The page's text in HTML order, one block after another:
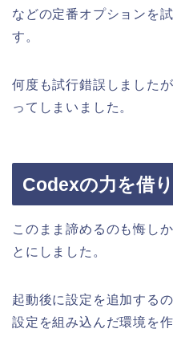
などの定番オプションを
す。
何度も試行錯誤しました
ってしまいました。
Codexの力を借
このまま諦めるのも悔し
とにしました。
起動後に設定を追加する
設定を組み込んだ環境を